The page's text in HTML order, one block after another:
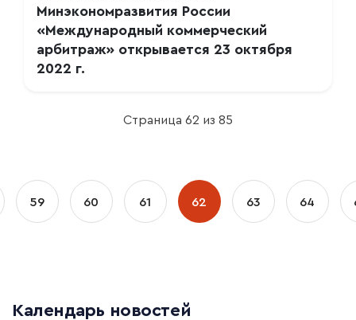
Минэкономразвития России
«Международный коммерческий
арбитраж» открывается 23 октября
2022 г.
Страница 62 из 85
59 60 61 62 63 64
Календарь новостей